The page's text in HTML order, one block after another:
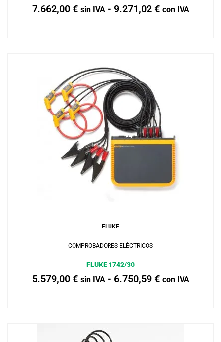
7.662,00 € sin IVA- 9.271,02 € con IVA
FLUKE
COMPROBADORES ELÉCTRICOS
FLUKE 1742/30
5.579,00 € sin IVA- 6.750,59 € con IVA